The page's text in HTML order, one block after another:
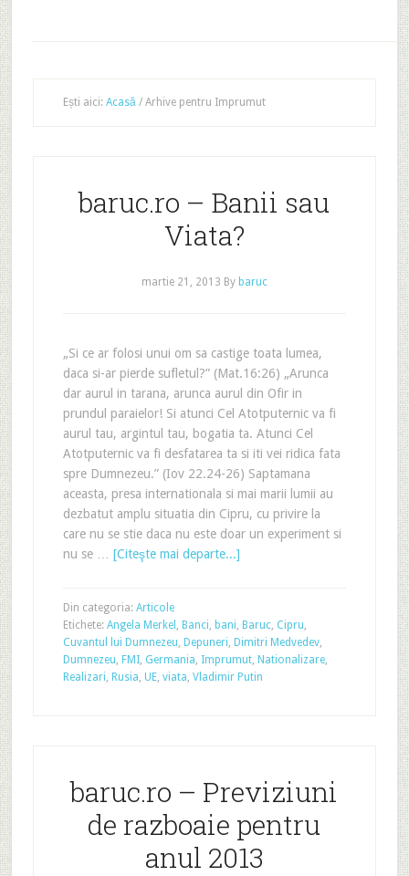
Ești aici: Acasă /Arhive pentru Imprumut
baruc.ro – Banii sau
Viata?
martie 21, 2013 By baruc
„Si ce ar folosi unui om sa castige toata lumea,
daca si-ar pierde sufletul?” (Mat.16:26) „Arunca
dar aurul in tarana, arunca aurul din Ofir in
prundul paraielor! Si atunci Cel Atotputernic va fi
aurul tau, argintul tau, bogatia ta. Atunci Cel
Atotputernic va fi desfatarea ta si iti vei ridica fata
spre Dumnezeu.” (Iov 22.24-26) Saptamana
aceasta, presa internationala si mai marii lumii au
dezbatut amplu situatia din Cipru, cu privire la
care nu se stie daca nu este doar un experiment si
nu se … [Citeşte mai departe...]
Din categoria: Articole
Etichete: Angela Merkel , Banci, bani, Baruc, Cipru,
Cuvantul lui Dumnezeu, Depuneri, Dimitri Medvedev,
Dumnezeu, FMI, Germania, Imprumut, Nationalizare,
Realizari, Rusia, UE, viata, Vladimir Putin
baruc.ro – Previziuni
de razboaie pentru
anul 2013